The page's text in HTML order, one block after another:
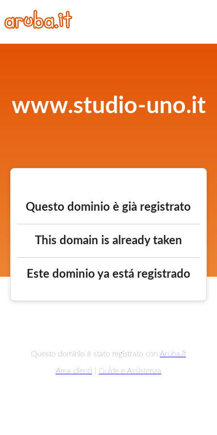
www.studio-uno.it
Questo dominio è già registrato
This domain is already taken
Este dominio ya está registrado
Questo dominio è stato registrato con Aruba.it
Area clienti Guide e Assistenza